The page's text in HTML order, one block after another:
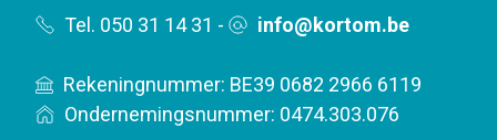
Tel. 050 31 14 31 - info@kortom.be
Rekeningnummer: BE39 0682 2966 6119
Ondernemingsnummer: 0474.303.076